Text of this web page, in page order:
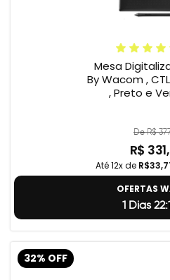
Mesa
By Wacom ,
, Preto e
De R$
R$
Até 12x de
OFERTAS
1 Dias
32% OFF